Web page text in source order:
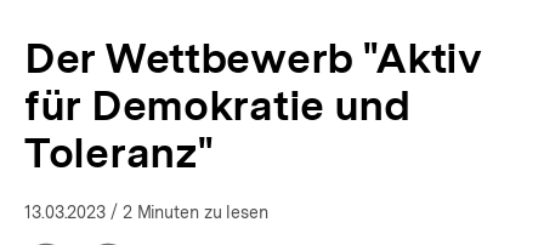
bpb.de
Der Wettbewerb "Aktiv
für Demokratie und
Toleranz"
13.03.2023 / 2 Minuten zu lesen